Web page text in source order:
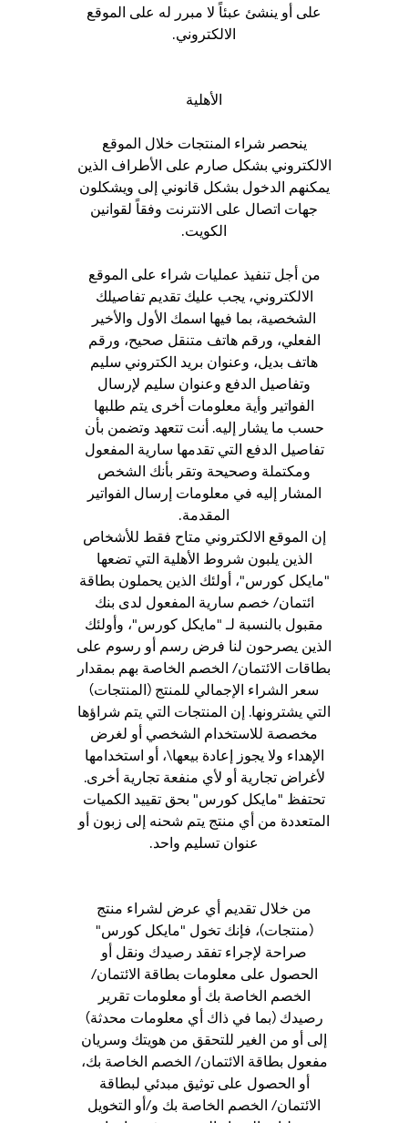
على أو ينشئ عبئاً لا مبرر له على الموقع
الالكتروني.
الأهلية
ينحصر شراء المنتجات خلال الموقع
الالكتروني بشكل صارم على الأطراف الذين
يمكنهم الدخول بشكل قانوني إلى ويشكلون
جهات اتصال على الانترنت وفقاً لقوانين
الكويت.
من أجل تنفيذ عمليات شراء على الموقع
الالكتروني، يجب عليك تقديم تفاصيلك
الشخصية، بما فيها اسمك الأول والأخير
الفعلي، ورقم هاتف متنقل صحيح، ورقم
هاتف بديل، وعنوان بريد الكتروني سليم
وتفاصيل الدفع وعنوان سليم لإرسال
الفواتير وأية معلومات أخرى يتم طلبها
حسب ما يشار إليه. أنت تتعهد وتضمن بأن
تفاصيل الدفع التي تقدمها سارية المفعول
ومكتملة وصحيحة وتقر بأنك الشخص
المشار إليه في معلومات إرسال الفواتير
المقدمة.
إن الموقع الالكتروني متاح فقط للأشخاص
الذين يلبون شروط الأهلية التي تضعها
"مايكل كورس"، أولئك الذين يحملون بطاقة
ائتمان/ خصم سارية المفعول لدى بنك
مقبول بالنسبة لـ "مايكل كورس"، وأولئك
الذين يصرحون لنا فرض رسم أو رسوم على
بطاقات الائتمان/ الخصم الخاصة بهم بمقدار
سعر الشراء الإجمالي للمنتج (المنتجات)
التي يشترونها. إن المنتجات التي يتم شراؤها
مخصصة للاستخدام الشخصي أو لغرض
الإهداء ولا يجوز إعادة بيعها\، أو استخدامها
لأغراض تجارية أو لأي منفعة تجارية أخرى.
تحتفظ "مايكل كورس" بحق تقييد الكميات
المتعددة من أي منتج يتم شحنه إلى زبون أو
عنوان تسليم واحد.
من خلال تقديم أي عرض لشراء منتج
(منتجات)، فإنك تخول "مايكل كورس"
صراحة لإجراء تفقد رصيدك ونقل أو
الحصول على معلومات بطاقة الائتمان/
الخصم الخاصة بك أو معلومات تقرير
رصيدك (بما في ذاك أي معلومات محدثة)
إلى أو من الغير للتحقق من هويتك وسريان
مفعول بطاقة الائتمان/ الخصم الخاصة بك،
أو الحصول على توثيق مبدئي لبطاقة
الائتمان/ الخصم الخاصة بك و/أو التخويل